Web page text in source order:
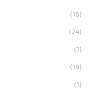
(16)
(24)
(1)
(19)
(1)